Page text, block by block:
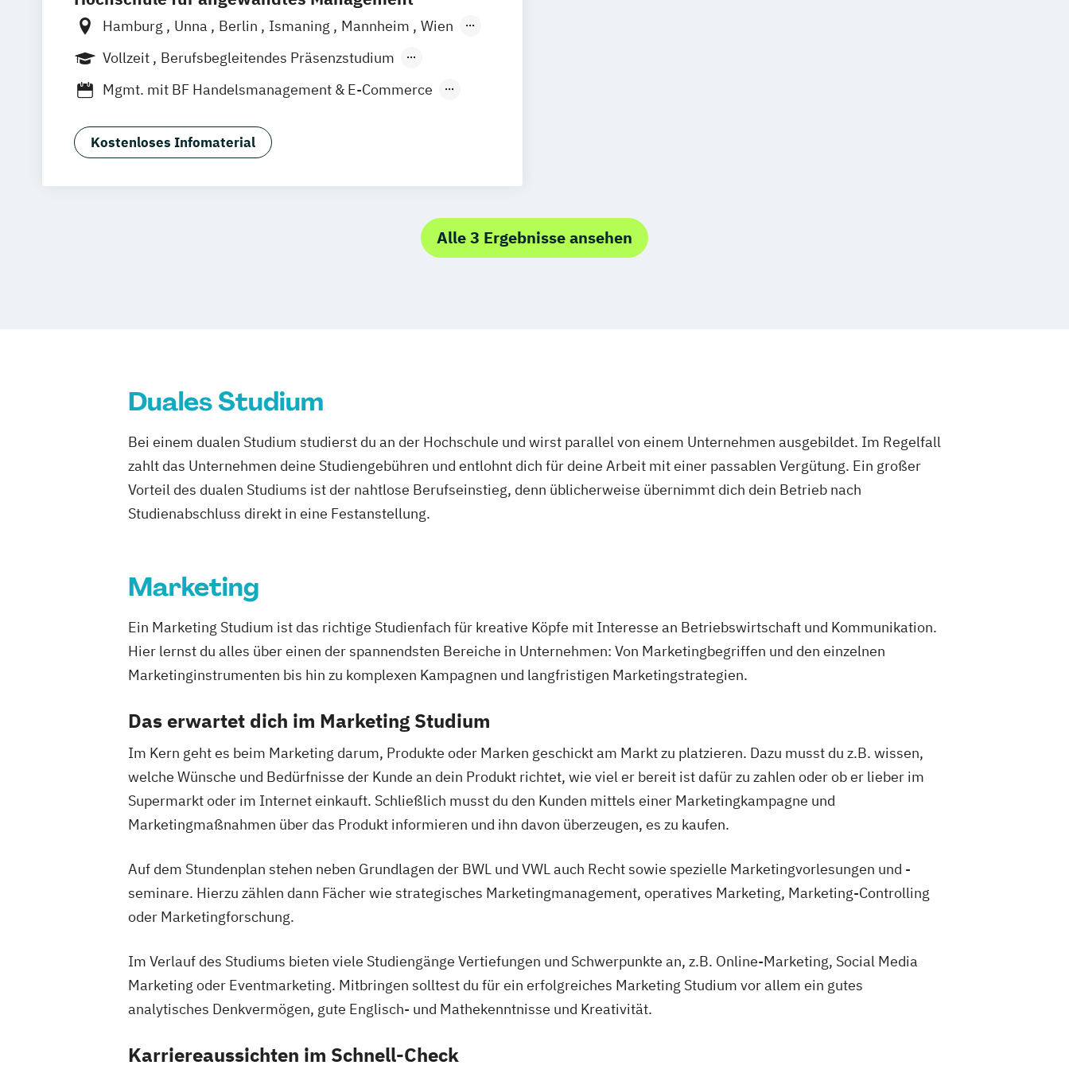
Hamburg Unna Berlin Ismaning Mannheim
Wien
Frankfurt
Hannover Leipzig Düsseldorf
Nürnberg
Stuttgart
Vollzeit
Berufsbegleitendes Präsenzstudium
Duales Studium
Mgmt. mit BF Handelsmanagement & E-Commerce
Kostenloses Infomaterial
Alle 3 Ergebnisse ansehen
Duales Studium
Bei einem dualen Studium studierst du an der Hochschule und wirst parallel von einem Unternehmen ausgebildet. Im Regelfall
zahlt das Unternehmen deine Studiengebühren und entlohnt dich für deine Arbeit mit einer passablen Vergütung. Ein großer
Vorteil des dualen Studiums ist der nahtlose Berufseinstieg, denn üblicherweise übernimmt dich dein Betrieb nach
Studienabschluss direkt in eine Festanstellung.
Marketing
Ein Marketing Studium ist das richtige Studienfach für kreative Köpfe mit Interesse an Betriebswirtschaft und Kommunikation.
Hier lernst du alles über einen der spannendsten Bereiche in Unternehmen: Von Marketingbegriffen und den einzelnen
Marketinginstrumenten bis hin zu komplexen Kampagnen und langfristigen Marketingstrategien.
Das erwartet dich im Marketing Studium
Im Kern geht es beim Marketing darum, Produkte oder Marken geschickt am Markt zu platzieren. Dazu musst du z.B. wissen,
welche Wünsche und Bedürfnisse der Kunde an dein Produkt richtet, wie viel er bereit ist dafür zu zahlen oder ob er lieber im
Supermarkt oder im Internet einkauft. Schließlich musst du den Kunden mittels einer Marketingkampagne und
Marketingmaßnahmen über das Produkt informieren und ihn davon überzeugen, es zu kaufen.
Auf dem Stundenplan stehen neben Grundlagen der BWL und VWL auch Recht sowie spezielle Marketingvorlesungen und -
seminare. Hierzu zählen dann Fächer wie strategisches Marketingmanagement, operatives Marketing, Marketing-Controlling
oder Marketingforschung.
Im Verlauf des Studiums bieten viele Studiengänge Vertiefungen und Schwerpunkte an, z.B. Online-Marketing, Social Media
Marketing oder Eventmarketing. Mitbringen solltest du für ein erfolgreiches Marketing Studium vor allem ein gutes
analytisches Denkvermögen, gute Englisch- und Mathekenntnisse und Kreativität.
Karriereaussichten im Schnell-Check